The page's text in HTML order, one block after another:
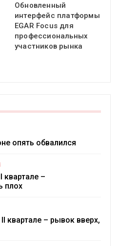
Обновленный
интерфейс платформы
EGAR Focus для
профессиональных
участников рынка
опять обвалился
квартале –
плох
квартале – рывок вверх,